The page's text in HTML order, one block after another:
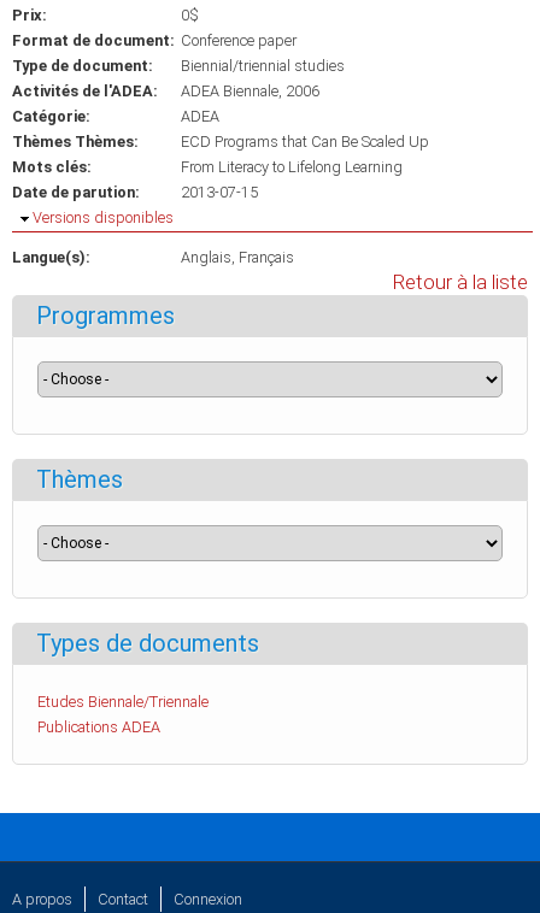
Prix:
0$
Format de document: Conference paper
Type de document:
Biennial/triennial studies
Activités de l'ADEA:
ADEA Biennale, 2006
Catégorie:
ADEA
Thèmes Thèmes:
ECD Programs that Can Be Scaled Up
Mots clés:
From Literacy to Lifelong Learning
Date de parution:
2013-07-15
Masquer
Versions disponibles
Langue(s): Anglais Français
Retour à la liste
Programmes
Thèmes
Types de documents
Etudes Biennale/Triennale
Publications ADEA
A propos Contact Connexion